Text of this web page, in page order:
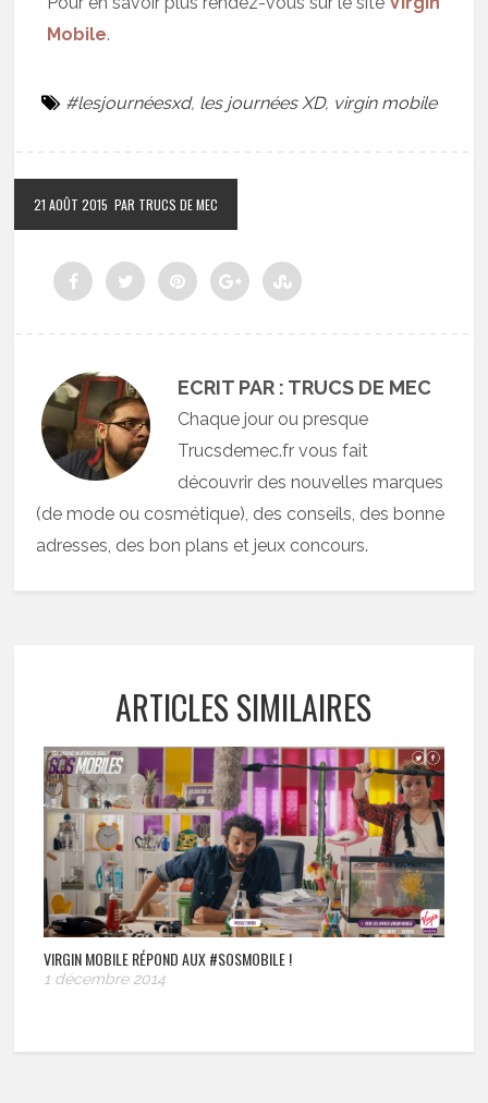
Mobile.
#lesjournéesxd, les journées XD, virgin mobile
21 AOÛT 2015 PAR TRUCS DE MEC
ECRIT PAR : TRUCS DE MEC
Chaque jour ou presque
Trucsdemec.fr vous fait
découvrir des nouvelles marques
(de mode ou cosmétique), des conseils, des bonne
adresses, des bon plans et jeux concours.
ARTICLES SIMILAIRES
VIRGIN MOBILE RÉPOND AUX #SOSMOBILE !
1 décembre 2014